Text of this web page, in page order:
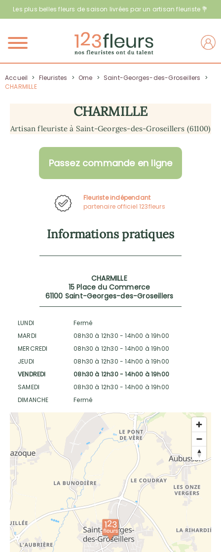
Les plus belles fleurs de saison livrées par un artisan fleuriste 💐
Menu
Accueil > Fleuristes > Orne > Saint-Georges-des-Groseillers
>
CHARMILLE
CHARMILLE
Artisan fleuriste à Saint-Georges-des-Groseillers (61100)
Passez commande en ligne
Fleuriste indépendant
partenaire officiel 123fleurs
Informations pratiques
CHARMILLE
15 Place du Commerce
61100 Saint-Georges-des-Groseillers
LUNDI
Fermé
MARDI
08h30 à 12h30 - 14h00 à 19h00
MERCREDI
08h30 à 12h30 - 14h00 à 19h00
JEUDI
08h30 à 12h30 - 14h00 à 19h00
VENDREDI
08h30 à 12h30- 14h00 à 19h00
SAMEDI
08h30 à 12h30 - 14h00 à 19h00
DIMANCHE
Fermé